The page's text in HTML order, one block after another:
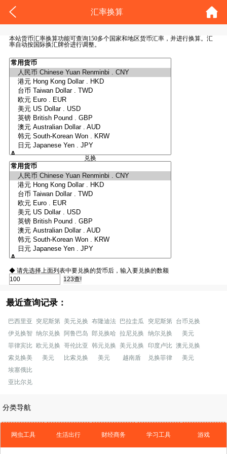
汇率换算
本站货币汇率换算功能可查询150多个国家和地区货币汇率，并进行换算。汇
率自动按国际换汇牌价进行调整。
兑换
◆ 请先选择上面列表中要兑换的货币后，输入要兑换的数额
最近查询记录：
巴西里亚
伊兑换智
突尼斯第
纳尔兑换
美元兑换
阿鲁巴岛
布隆迪法
郎兑换哈
巴拉圭瓜
拉尼兑换
突尼斯第
纳尔兑换
台币兑换
美元
菲律宾比
索兑换美
欧元兑换
美元
哥伦比亚
比索兑换
韩元兑换
美元
美元兑换
越南盾
印度卢比
兑换菲律
澳元兑换
美元
埃塞俄比
亚比尔兑
分类导航
网虫工具 生活出行 财经商务 学习工具 游戏